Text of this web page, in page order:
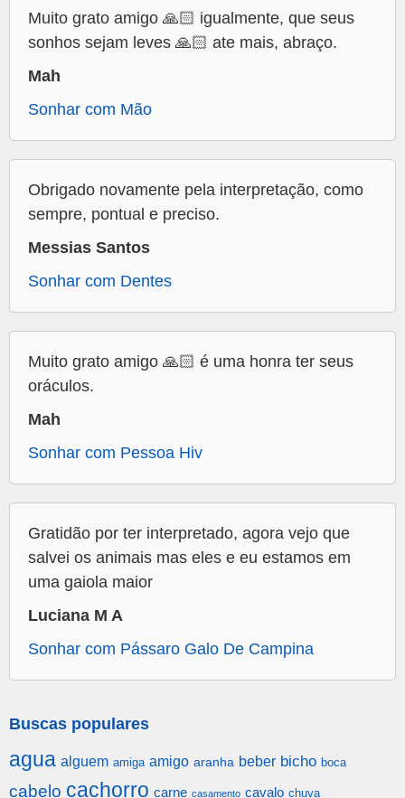
Muito grato amigo 🙏🏻 igualmente, que seus
sonhos sejam leves 🙏🏻 ate mais, abraço.
Mah
Sonhar com Mão
Obrigado novamente pela interpretação, como
sempre, pontual e preciso.
Messias Santos
Sonhar com Dentes
Muito grato amigo 🙏🏻 é uma honra ter seus
oráculos.
Mah
Sonhar com Pessoa Hiv
Gratidão por ter interpretado, agora vejo que
salvei os animais mas eles e eu estamos em
uma gaiola maior
Luciana M A
Sonhar com Pássaro Galo De Campina
Buscas populares
agua alguem amiga amigo aranha beber bicho boca
cabelo cachorro carne casamento cavalo chuva